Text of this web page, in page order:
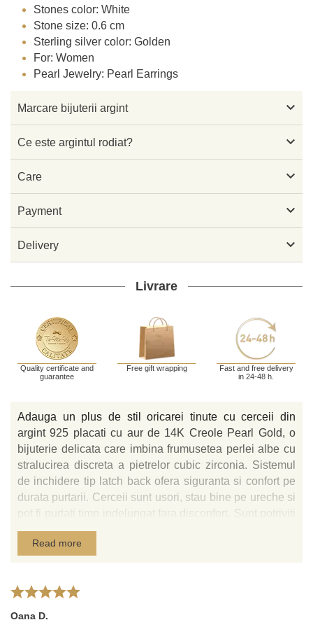
Stones color: White
Stone size: 0.6 cm
Sterling silver color: Golden
For: Women
Pearl Jewelry: Pearl Earrings
Marcare bijuterii argint 
Ce este argintul rodiat? 
Care 
Payment 
Delivery 
Livrare
Quality certificate and
guarantee
Free gift wrapping
Fast and free delivery
in 24-48 h.
Adauga un plus de stil oricarei tinute cu cerceii din
argint 925 placati cu aur de 14K Creole Pearl Gold, o
bijuterie delicata care imbina frumusetea perlei albe cu
stralucirea discreta a pietrelor cubic zirconia. Sistemul
de inchidere tip latch back ofera siguranta si confort pe
durata purtarii. Cerceii sunt usori, stau bine pe ureche si
pot fi purtati timp indelungat fara disconfort. Sunt potriviti
pentru femei de toate varstele si se integreaza cu
usurinta in orice colectie de bijuterii.
Cerceii Creole Pearl gold sunt confectionati din argint,
exceptionala si un luciu auriu, cald si sofisticat.
Read more
Oana D.